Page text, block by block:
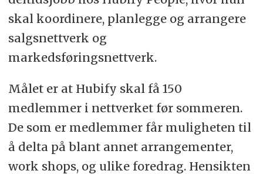
skal koordinere, planlegge og arrangere
salgsnettverk og
markedsføringsnettverk.
Målet er at Hubify skal få 150
medlemmer i nettverket før sommeren.
De som er medlemmer får muligheten til
å delta på blant annet arrangementer,
work shops, og ulike foredrag. Hensikten